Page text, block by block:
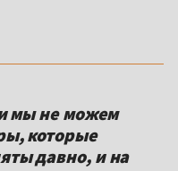
мы не можем
которые
давно, и на